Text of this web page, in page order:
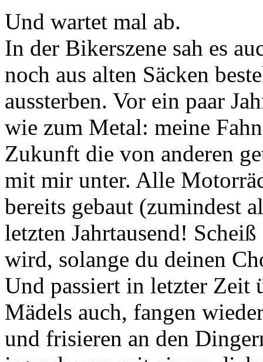
Und wartet mal ab.
In der Bikerszene sah es
noch aus alten Säcken
aussterben. Vor ein paar
wie zum Metal: meine
Zukunft die von anderen
mit mir unter. Alle
bereits gebaut (zumindest
letzten Jahrtausend!
wird, solange du deinen
Und passiert in letzter Zeit
Mädels auch, fangen
und frisieren an den